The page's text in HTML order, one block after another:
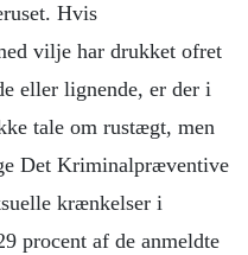
Hvis
vilje har drukket ofret
eller lignende, er der i
tale om rustægt, men
Det Kriminalpræventive
krænkelser i
procent af de anmeldte